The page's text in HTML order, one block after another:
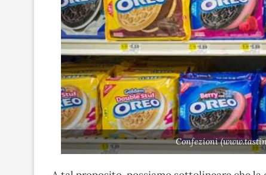
Confezioni